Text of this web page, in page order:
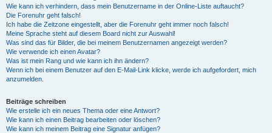
Wie kann ich verhindern, dass mein Benutzername in der Online-Liste auftaucht?
Die Forenuhr geht falsch!
Ich habe die Zeitzone eingestellt, aber die Forenuhr geht immer noch falsch!
Meine Sprache steht auf diesem Board nicht zur Auswahl!
Was sind das für Bilder, die bei meinem Benutzernamen angezeigt werden?
Wie verwende ich einen Avatar?
Was ist mein Rang und wie kann ich ihn ändern?
Wenn ich bei einem Benutzer auf den E-Mail-Link klicke, werde ich aufgefordert, mich
anzumelden.
Beiträge schreiben
Wie erstelle ich ein neues Thema oder eine Antwort?
Wie kann ich einen Beitrag bearbeiten oder löschen?
Wie kann ich meinem Beitrag eine Signatur anfügen?